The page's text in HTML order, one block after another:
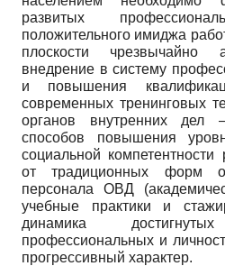
развитых
положительного имиджа
плоскости чрезвычайно
внедрение в систему
и повышения
современных тренинговых
органов внутренних
способов повышения
социальной
от традиционных форм
персонала ОВД
учебные практики и
динамика
профессиональных и
прогрессивный характер.